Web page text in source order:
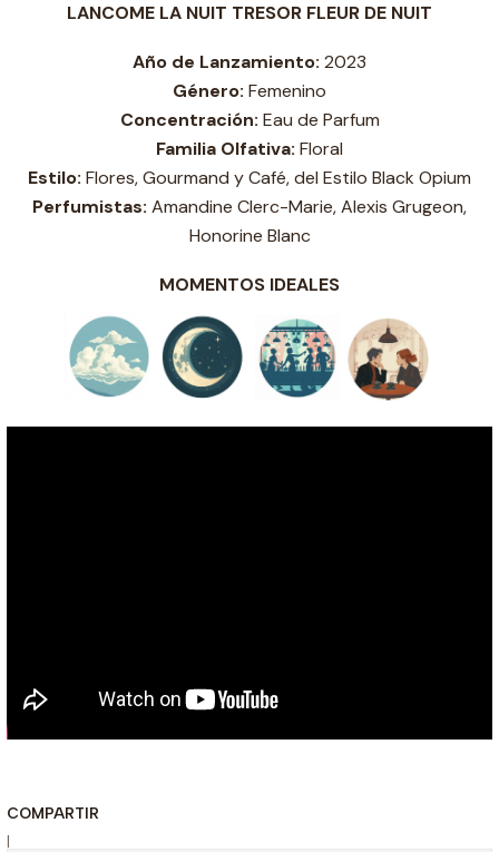
LANCOME LA NUIT TRESOR FLEUR DE NUIT
Año de Lanzamiento: 2023
Género: Femenino
Concentración: Eau de Parfum
Familia Olfativa: Floral
Estilo: Flores, Gourmand y Café, del Estilo Black Opium
Perfumistas: Amandine Clerc-Marie, Alexis Grugeon,
Honorine Blanc
MOMENTOS IDEALES
COMPARTIR
|